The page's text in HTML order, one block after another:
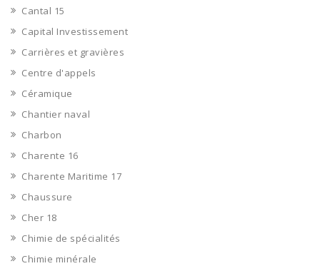
Cantal 15
Capital Investissement
Carrières et gravières
Centre d'appels
Céramique
Chantier naval
Charbon
Charente 16
Charente Maritime 17
Chaussure
Cher 18
Chimie de spécialités
Chimie minérale